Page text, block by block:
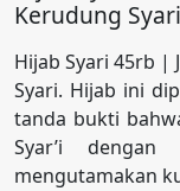
Kerudung Syari
Hijab Syari 45rb |
Syari. Hijab ini
tanda bukti
Syar’i
mengutamakan